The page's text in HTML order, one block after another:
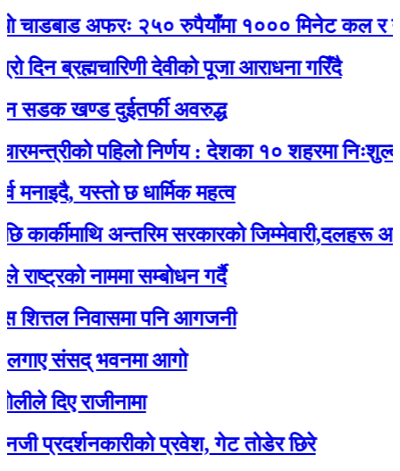
अफरः २५० रुपैयाँमा १००० मिनेट कल र नेट
ब्रह्मचारिणी देवीको पूजा आराधना गरिँदै
खण्ड दुईतर्फी अवरुद्ध
पहिलो निर्णय : देशका १० शहरमा निःशुल्क
यस्तो छ धार्मिक महत्व
अन्तरिम सरकारको जिम्मेवारी,दलहरू
नाममा सम्बोधन गर्दै
निवासमा पनि आगजनी
संसद् भवनमा आगो
राजीनामा
प्रवेश, गेट तोडेर छिरे